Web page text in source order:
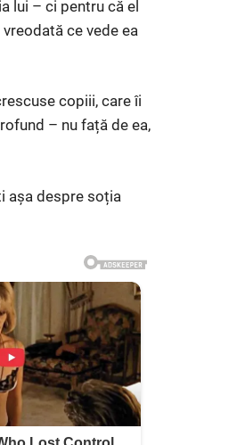
lui – ci pentru că el
ce vede ea
copiii, care îi
– nu față de ea,
așa despre soția